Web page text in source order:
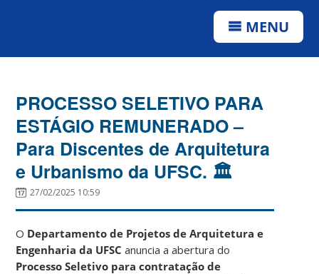
MENU
PROCESSO SELETIVO PARA
ESTÁGIO REMUNERADO –
Para Discentes de Arquitetura
e Urbanismo da UFSC. 🏛️
27/02/2025 10:59
O Departamento de Projetos de Arquitetura e
Engenharia da UFSC anuncia a abertura do
Processo Seletivo para contratação de